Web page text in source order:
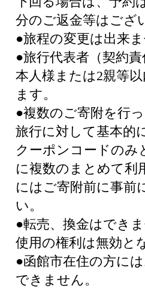
分のご返金等はござ
●旅程の変更は出来ま
●旅行代表者（契約
本人様または2親等
ます。
●複数のご寄附を行
旅行に対して基本的
クーポンコードのみ
に複数のまとめて利
にはご寄附前に事前
い。
●転売、換金はでき
使用の権利は無効と
●函館市在住の方に
できません。